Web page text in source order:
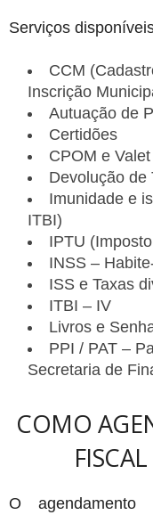
Serviços
CCM
Inscrição
Autuação de
Certidões
CPOM e Valet
Devolução de
Imunidade e
ITBI)
IPTU
INSS –
ISS e Taxas
ITBI – IV
Livros e
PPI / PAT –
Secretaria de
COMO
O